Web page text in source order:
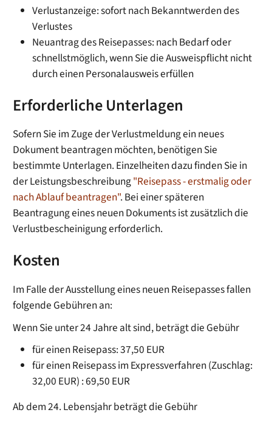
Verlustanzeige: sofort nach Bekanntwerden des
Verlustes
Neuantrag des Reisepasses: nach Bedarf oder
schnellstmöglich, wenn Sie die Ausweispflicht nicht
durch einen Personalausweis erfüllen
Erforderliche Unterlagen
Sofern Sie im Zuge der Verlustmeldung ein neues
Dokument beantragen möchten, benötigen Sie
bestimmte Unterlagen. Einzelheiten dazu finden Sie in
der Leistungsbeschreibung"Reisepass - erstmalig oder
nach Ablauf beantragen". Bei einer späteren
Beantragung eines neuen Dokuments ist zusätzlich die
Verlustbescheinigung erforderlich.
Kosten
Im Falle der Ausstellung eines neuen Reisepasses fallen
folgende Gebühren an:
Wenn Sie unter 24 Jahre alt sind, beträgt die Gebühr
für einen Reisepass: 37,50 EUR
für einen Reisepass im Expressverfahren(Zuschlag:
32,00 EUR) : 69,50 EUR
Ab dem 24. Lebensjahr beträgt die Gebühr